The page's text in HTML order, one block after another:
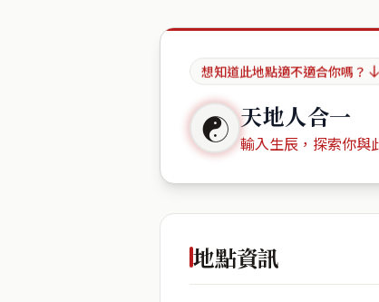
想知道此地點適不適合你嗎？
☯ 天地人合一
輸入生辰，探索你與
地點資訊